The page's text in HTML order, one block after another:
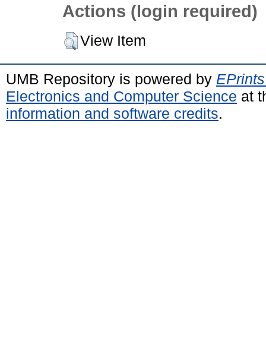
Actions (login required)
View Item
UMB Repository is powered by
Electronics and Computer Science at
information and software credits.